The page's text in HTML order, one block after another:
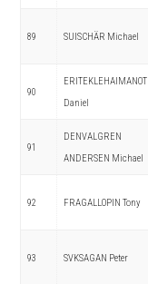
89 SUISCHÄR Michael
90
ERITEKLEHAIMANOT
Daniel
91
DENVALGREN
ANDERSEN Michael
92 FRAGALLOPIN Tony
93 SVKSAGAN Peter